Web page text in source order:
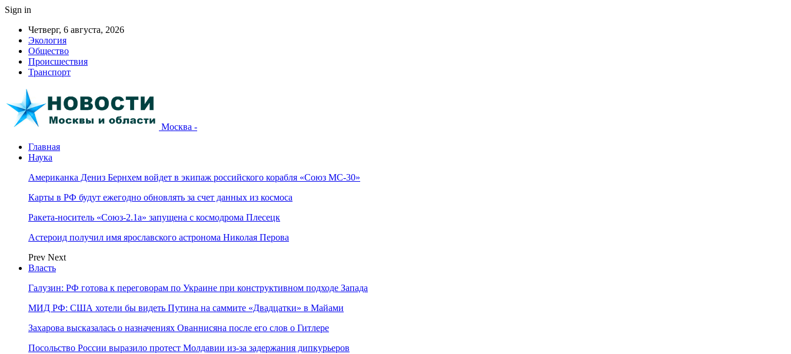
Sign in
Четверг, 6 августа, 2026
Экология
Общество
Происшествия
Транспорт
Москва -
Главная
Наука
Американка Дениз Бернхем войдет в экипаж российского корабля «Союз МС-30»
Карты в РФ будут ежегодно обновлять за счет данных из космоса
Ракета-носитель «Союз-2.1а» запущена с космодрома Плесецк
Астероид получил имя ярославского астронома Николая Перова
Prev Next
Власть
Галузин: РФ готова к переговорам по Украине при конструктивном подходе Запада
МИД РФ: США хотели бы видеть Путина на саммите «Двадцатки» в Майами
Захарова высказалась о назначениях Ованнисяна после его слов о Гитлере
Посольство России выразило протест Молдавии из-за задержания дипкурьеров